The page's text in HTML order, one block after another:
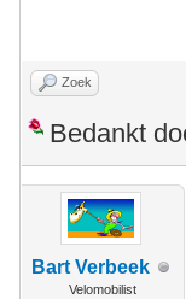
Zoek
Bedankt
Bart Verbeek
Velomobilist